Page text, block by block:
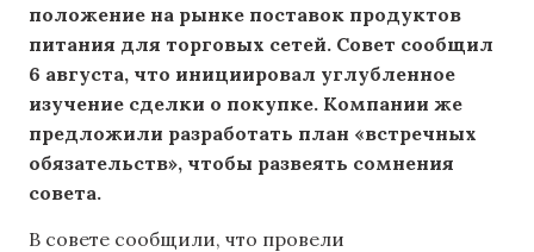
положение на рынке поставок продуктов
питания для торговых сетей. Совет сообщил
6 августа, что инициировал углубленное
изучение сделки о покупке. Компании же
предложили разработать план «встречных
обязательств», чтобы развеять сомнения
совета.
В совете сообщили, что провели